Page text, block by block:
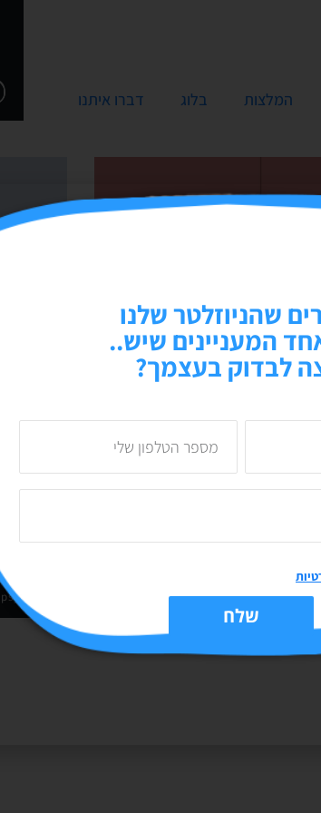
המלצות בלוג דברו איתנו
התחסתנם? יופי! לא הגיע הזמן לנסות ולהחזיר
שפה
10/02/2021
מכירים את
שלכם
יוצרים טקסט
, העסק החברתי לבניית אתרים | עיצוב וגרפיקה: psycat
שהניוזלטר שלנו
המעניינים שיש..
לבדוק בעצמך?
שלח